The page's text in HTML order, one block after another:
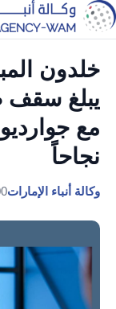
خلدون
يبلغ سقف
مع
نجاحاً
وكالة أنباء الإمارات